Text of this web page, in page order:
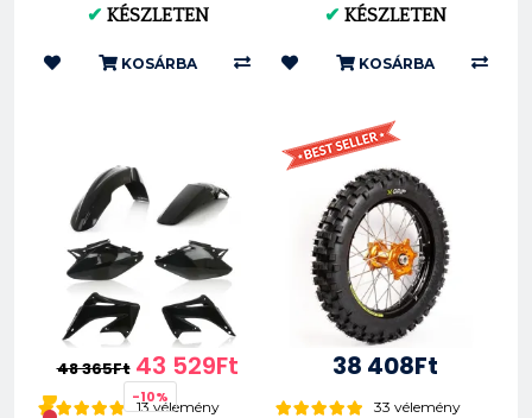
✔ KÉSZLETEN
KOSÁRBA
XG-2103
✔ KÉSZLETEN
KOSÁRBA
48 365Ft 43 529Ft
-10%
13 vélemény
38 408Ft
33 vélemény